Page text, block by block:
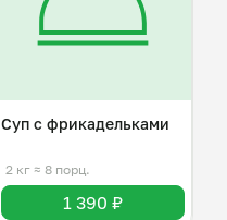
Суп с фрикадельками
2 кг ≈ 8 порц.
1 390 ₽